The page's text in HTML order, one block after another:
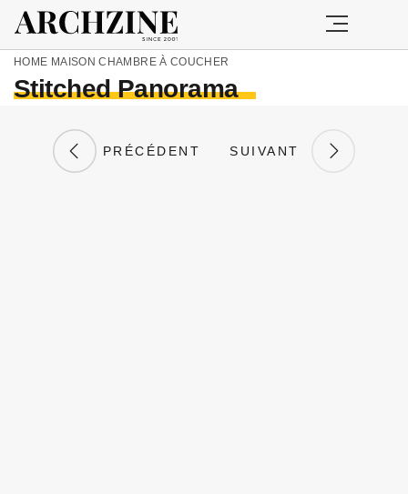
HOME MAISON CHAMBRE À COUCHER
Stitched Panorama
PRÉCÉDENT SUIVANT